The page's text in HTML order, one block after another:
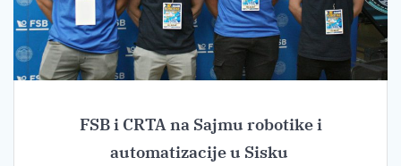
FSB i CRTA na Sajmu robotike i
automatizacije u Sisku